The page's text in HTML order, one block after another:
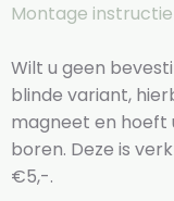
Montage
Wilt u geen
blinde variant,
magneet en hoeft
boren. Deze is
€5,-.